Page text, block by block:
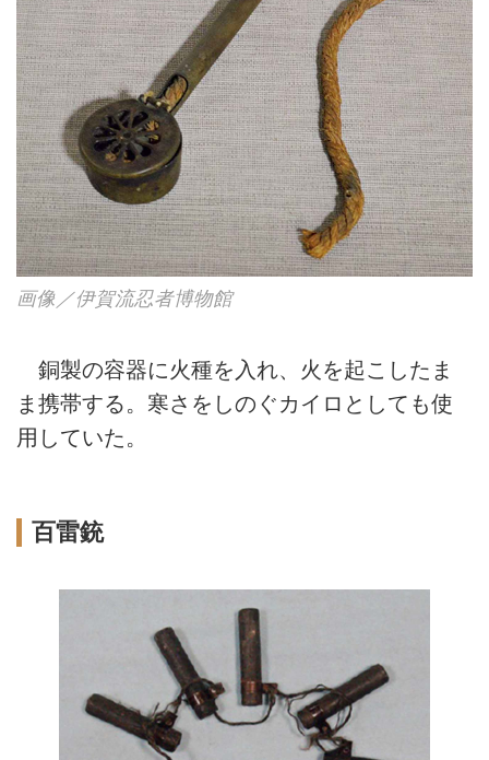
画像／伊賀流忍者博物館
銅製の容器に火種を入れ、火を起こしたま
ま携帯する。寒さをしのぐカイロとしても使
用していた。
百雷銃